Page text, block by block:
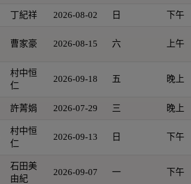
丁紀祥 2026-08-02 日 下午
曹家豪 2026-08-15 六 上午
村中恒
仁
2026-09-18 五 晚上
許菁娟 2026-07-29 三 晚上
村中恒
仁
2026-09-13 日 下午
石田美
由紀
2026-09-07 一 下午